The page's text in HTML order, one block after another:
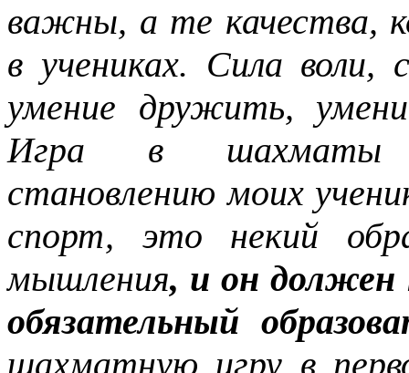
важны, а те качества,
в учениках. Сила воли,
умение дружить,
Игра в шахматы
становлению моих
спорт, это некий
мышления, и он должен
обязательный
шахматную игру в